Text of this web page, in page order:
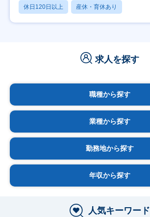
休日120日以上 産休・育休あり
求人を探す
職種から探す
業種から探す
勤務地から探す
年収から探す
人気キーワード